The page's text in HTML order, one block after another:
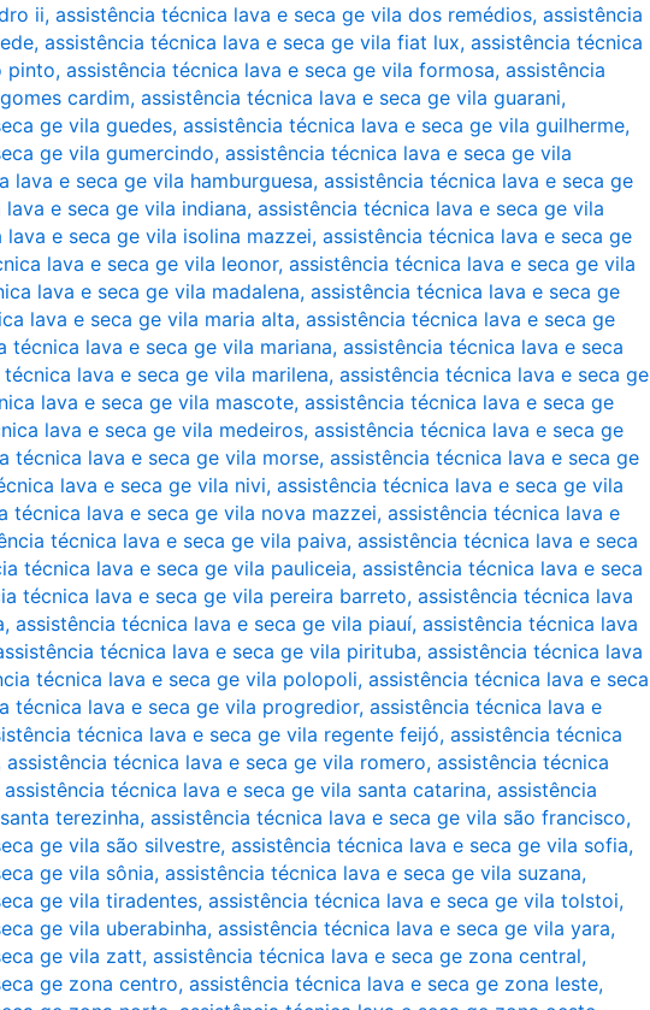
ii, assistência técnica lava e seca ge vila dos remédios, assistência
, assistência técnica lava e seca ge vila fiat lux, assistência técnica
pinto, assistência técnica lava e seca ge vila formosa, assistência
cardim, assistência técnica lava e seca ge vila guarani,
ge vila guedes, assistência técnica lava e seca ge vila guilherme,
ge vila gumercindo, assistência técnica lava e seca ge vila
lava e seca ge vila hamburguesa, assistência técnica lava e seca ge
e seca ge vila indiana, assistência técnica lava e seca ge vila
e seca ge vila isolina mazzei, assistência técnica lava e seca ge
lava e seca ge vila leonor, assistência técnica lava e seca ge vila
lava e seca ge vila madalena, assistência técnica lava e seca ge
lava e seca ge vila maria alta, assistência técnica lava e seca ge
técnica lava e seca ge vila mariana, assistência técnica lava e seca
lava e seca ge vila marilena, assistência técnica lava e seca ge
lava e seca ge vila mascote, assistência técnica lava e seca ge
lava e seca ge vila medeiros, assistência técnica lava e seca ge
técnica lava e seca ge vila morse, assistência técnica lava e seca ge
lava e seca ge vila nivi, assistência técnica lava e seca ge vila
técnica lava e seca ge vila nova mazzei, assistência técnica lava e
técnica lava e seca ge vila paiva, assistência técnica lava e seca
técnica lava e seca ge vila pauliceia, assistência técnica lava e seca
técnica lava e seca ge vila pereira barreto, assistência técnica lava
, assistência técnica lava e seca ge vila piauí, assistência técnica lava
técnica lava e seca ge vila pirituba, assistência técnica lava
técnica lava e seca ge vila polopoli, assistência técnica lava e seca
técnica lava e seca ge vila progredior, assistência técnica lava e
técnica lava e seca ge vila regente feijó, assistência técnica
assistência técnica lava e seca ge vila romero, assistência técnica
assistência técnica lava e seca ge vila santa catarina, assistência
terezinha, assistência técnica lava e seca ge vila são francisco,
ge vila são silvestre, assistência técnica lava e seca ge vila sofia,
ge vila sônia, assistência técnica lava e seca ge vila suzana,
ge vila tiradentes, assistência técnica lava e seca ge vila tolstoi,
ge vila uberabinha, assistência técnica lava e seca ge vila yara,
ge vila zatt, assistência técnica lava e seca ge zona central,
ge zona centro, assistência técnica lava e seca ge zona leste,